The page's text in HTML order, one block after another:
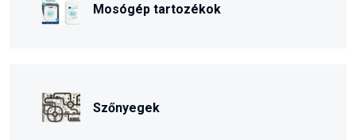
Mosógép tartozékok
Szőnyegek